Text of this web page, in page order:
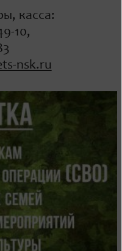
касса:
10,
nsk.ru